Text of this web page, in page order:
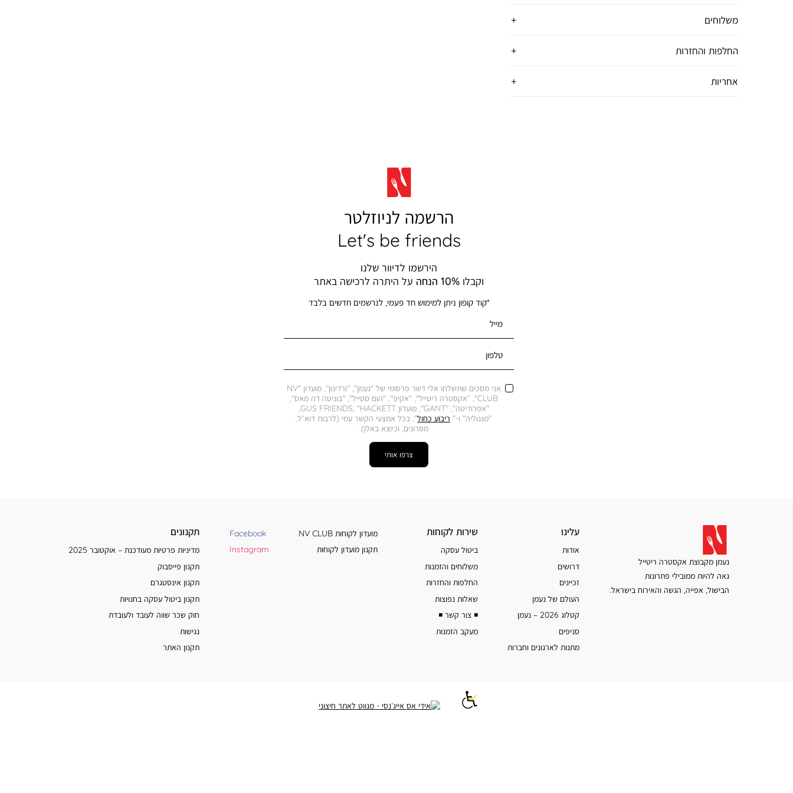
משלוחים
החלפות והחזרות
אחריות
הרשמה לניוזלטר
Let's be friends
הירשמו לדיוור שלנו
וקבלו 10% הנחה על היתרה לרכישה באתר
*קוד קופון ניתן למימוש חד פעמי, לנרשמים חדשים בלבד
מייל
טלפון
אני מסכים שתשלחו אלי דיוור פרסומי של "נעמן", "ורדינון", מועדון "NV
CLUB", ״אקסטרה ריטייל", "אקיפ", "הום סטייל", "בוניטה דה מאס",
"אפרודיטה", "GANT", מועדון GUS FRIENDS, "HACKETT,
"מגנוליה" ו-" ריבוע כחול", בכל אמצעי הקשר עמי (לרבות דוא״ל,
מסרונים, וכיוצא באלו).
צרפו אותי
נעמן מקבוצת אקסטרה ריטייל
גאה להיות ממובילי פתרונות
הבישול, אפייה, הגשה והאירוח בישראל.
עלינו
עלינו
אודות
דרושים
זכיינים
העולם של נעמן
קטלוג 2026 – נעמן
סניפים
מתנות לארגונים וחברות
שירות
שירות לקוחות
ביטול עסקה
משלוחים והזמנות
החלפות והחזרות
שאלות נפוצות
◾️ צור קשר ◾️
מעקב הזמנות
מידע
נוסף
מועדון לקוחות NV CLUB
תקנון מועדון לקוחות
Facebook
Instagram
תקנונים
מדיניות פרטיות מעודכנת – אוקטובר 2025
תקנון פייסבוק
תקנון אינסטגרם
תקנון ביטול עסקה בחנויות
חוק שכר שווה לעובד ולעובדת
נגישות
תקנון האתר